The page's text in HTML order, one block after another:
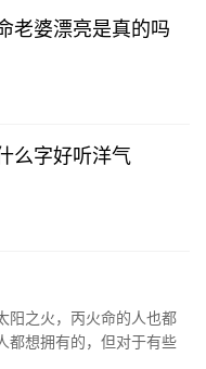
老婆漂亮是真的吗
么字好听洋气
阳之火，丙火命的人也都
都想拥有的，但对于有些